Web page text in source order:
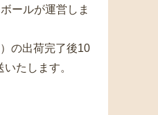
ールが運営しま
の出荷完了後10
たします。